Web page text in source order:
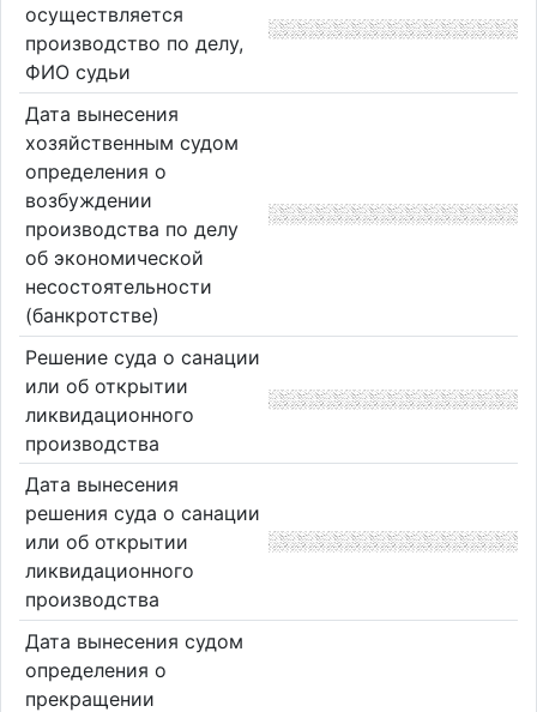
осуществляется
производство по делу,
ФИО судьи
Дата вынесения
хозяйственным судом
определения о
возбуждении
производства по делу
об экономической
несостоятельности
(банкротстве)
Решение суда о санации
или об открытии
ликвидационного
производства
Дата вынесения
решения суда о санации
или об открытии
ликвидационного
производства
Дата вынесения судом
определения о
прекращении